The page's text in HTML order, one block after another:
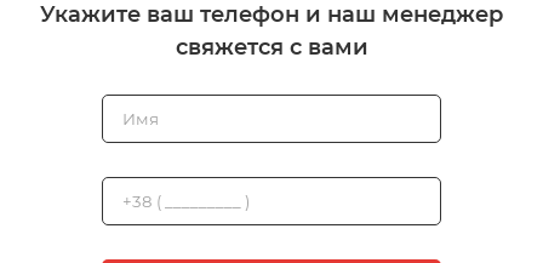
Укажите ваш телефон и наш менеджер
свяжется с вами